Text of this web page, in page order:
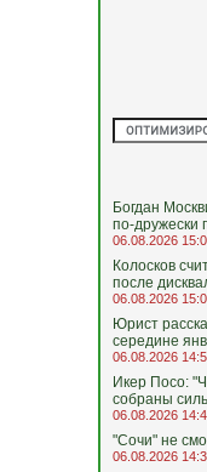
Богдан
по‑дружески
06.08.2026
Колосков
после
06.08.2026
Юрист
середине
06.08.2026
Икер Посо:
собраны
06.08.2026
"Сочи" не
06.08.2026